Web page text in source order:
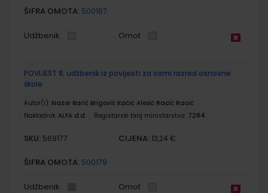
ŠIFRA OMOTA: 500167
Udžbenik Omot
POVIJEST 8; udžbenik iz povijesti za osmi razred osnovne
škole
Autor(i): Nazor Barić Brigović Kačić Alesić Racić Racić
Nakladnik: ALFA d.d. Registarski broj ministarstva: 7284
SKU: 569177 CIJENA: 13,24 €
ŠIFRA OMOTA: 500179
Udžbenik Omot